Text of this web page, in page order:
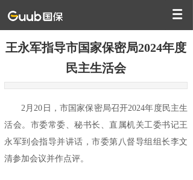
王永军指导市国家保密局2024年度
民主生活会
2月20日，市国家保密局召开2024年度民主生
活会。市委常委、秘书长、直属机关工委书记王
永军到会指导并讲话，市委第八督导组组长李文
清参加会议并作点评。